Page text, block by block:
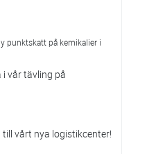
punktskatt på kemikalier i
vår tävling på
vårt nya logistikcenter!